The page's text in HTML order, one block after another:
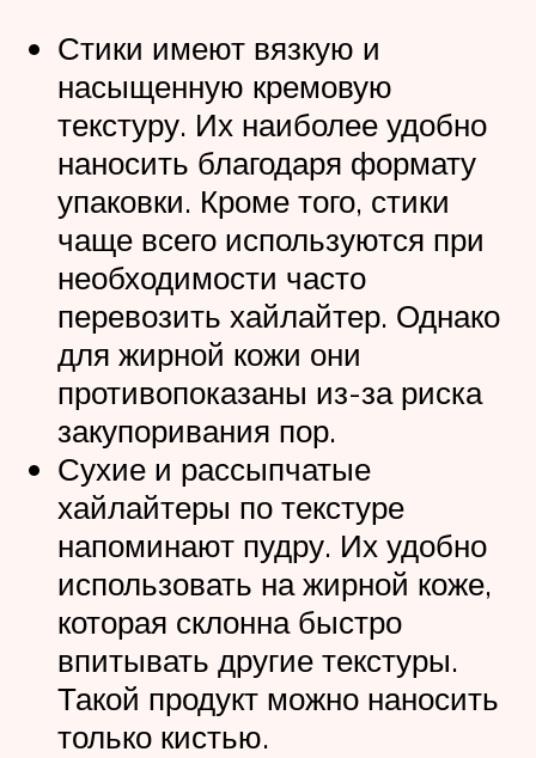
Стики имеют вязкую и
насыщенную кремовую
текстуру. Их наиболее удобно
наносить благодаря формату
упаковки. Кроме того, стики
чаще всего используются при
необходимости часто
перевозить хайлайтер. Однако
для жирной кожи они
противопоказаны из-за риска
закупоривания пор.
Сухие и рассыпчатые
хайлайтеры по текстуре
напоминают пудру. Их удобно
использовать на жирной коже,
которая склонна быстро
впитывать другие текстуры.
Такой продукт можно наносить
только кистью.